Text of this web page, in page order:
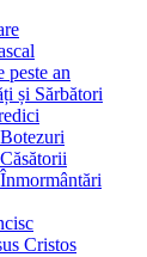
peste an
și Sărbători
Cristos